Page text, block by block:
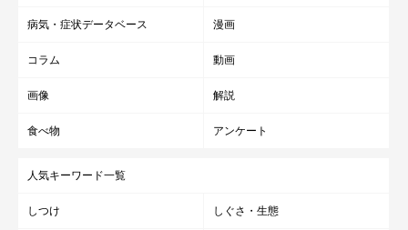
病気・症状データベース 漫画
コラム 動画
画像 解説
食べ物 アンケート
人気キーワード一覧
しつけ しぐさ・生態